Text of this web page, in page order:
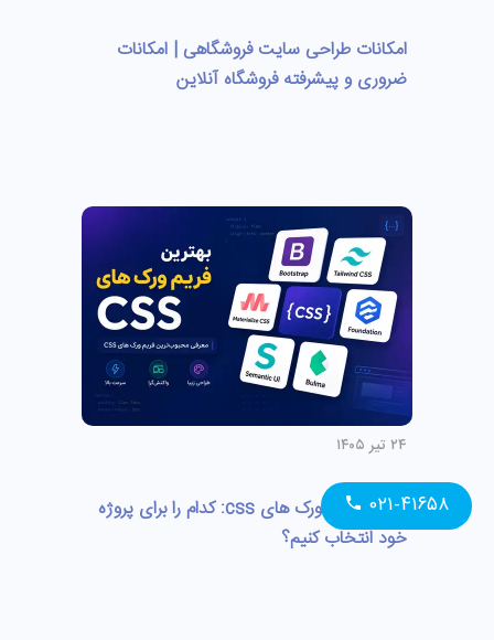
امکانات طراحی سایت فروشگاهی | امکانات
ضروری و پیشرفته فروشگاه آنلاین
۲۴ تیر ۱۴۰۵
بهترین فریم ورک های css: کدام را برای پروژه
خود انتخاب کنیم؟
۰۲۱-۴۱۶۵۸